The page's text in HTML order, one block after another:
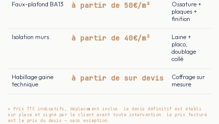
Faux-plafond BA13 à partir de 50€/m²
Ossature +
plaques +
finition
Isolation murs à partir de 40€/m²
Laine +
placo,
doublage
collé
Habillage gaine
technique
à partir de sur devis
Coffrage sur
mesure
* Prix TTC indicatifs, déplacement inclus. Le devis définitif est établi
sur place et signé par le client avant toute intervention. Le prix facturé
est le prix du devis — sans exception.